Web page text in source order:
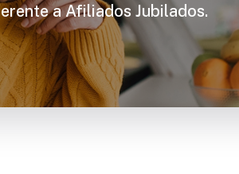
a Afiliados Jubilados.